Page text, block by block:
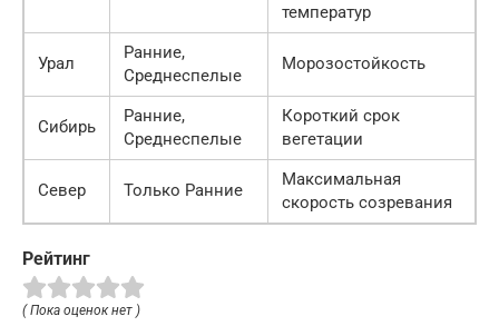
температур
Урал
Ранние,
Среднеспелые
Морозостойкость
Сибирь
Ранние,
Среднеспелые
Короткий срок
вегетации
Север Только Ранние
Максимальная
скорость созревания
Рейтинг
( Пока оценок нет )